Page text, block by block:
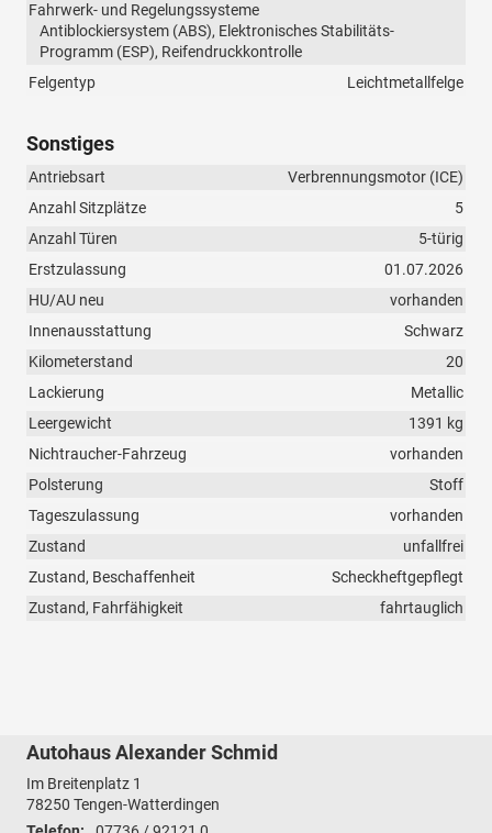
Fahrwerk- und Regelungssysteme
Antiblockiersystem (ABS), Elektronisches Stabilitäts-
Programm (ESP), Reifendruckkontrolle
Felgentyp
Leichtmetallfelge
Sonstiges
Antriebsart
Verbrennungsmotor (ICE)
Anzahl Sitzplätze
5
Anzahl Türen
5-türig
Erstzulassung
01.07.2026
HU/AU neu
vorhanden
Innenausstattung
Schwarz
Kilometerstand
20
Lackierung
Metallic
Leergewicht
1391 kg
Nichtraucher-Fahrzeug
vorhanden
Polsterung
Stoff
Tageszulassung
vorhanden
Zustand
unfallfrei
Zustand, Beschaffenheit
Scheckheftgepflegt
Zustand, Fahrfähigkeit
fahrtauglich
Autohaus Alexander Schmid
Im Breitenplatz 1
78250 Tengen-Watterdingen